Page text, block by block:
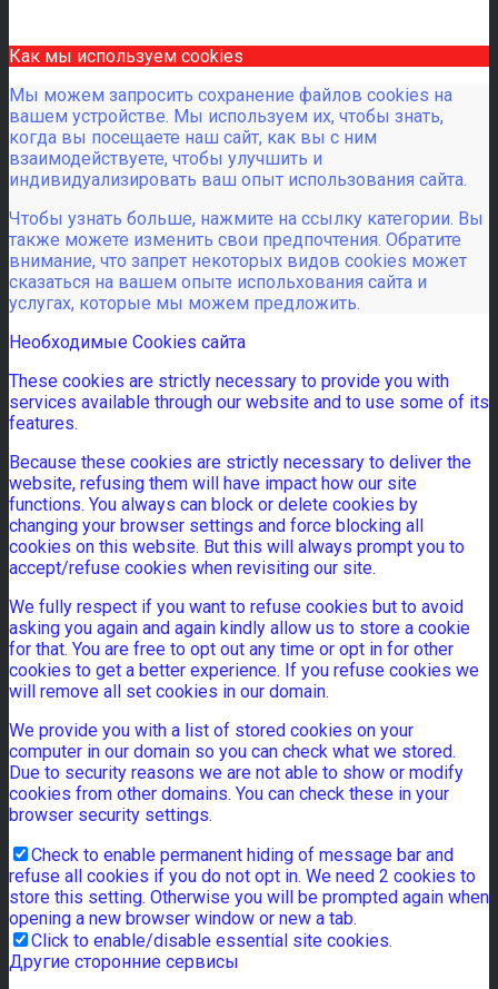
Как мы используем cookies
Мы можем запросить сохранение файлов cookies на
вашем устройстве. Мы используем их, чтобы знать,
когда вы посещаете наш сайт, как вы с ним
взаимодействуете, чтобы улучшить и
индивидуализировать ваш опыт использования сайта.
Чтобы узнать больше, нажмите на ссылку категории. Вы
также можете изменить свои предпочтения. Обратите
внимание, что запрет некоторых видов cookies может
сказаться на вашем опыте испольхования сайта и
услугах, которые мы можем предложить.
Необходимые Cookies сайта
These cookies are strictly necessary to provide you with
services available through our website and to use some of its
features.
Because these cookies are strictly necessary to deliver the
website, refusing them will have impact how our site
functions. You always can block or delete cookies by
changing your browser settings and force blocking all
cookies on this website. But this will always prompt you to
accept/refuse cookies when revisiting our site.
We fully respect if you want to refuse cookies but to avoid
asking you again and again kindly allow us to store a cookie
for that. You are free to opt out any time or opt in for other
cookies to get a better experience. If you refuse cookies we
will remove all set cookies in our domain.
We provide you with a list of stored cookies on your
computer in our domain so you can check what we stored.
Due to security reasons we are not able to show or modify
cookies from other domains. You can check these in your
browser security settings.
Check to enable permanent hiding of message bar and
refuse all cookies if you do not opt in. We need 2 cookies to
store this setting. Otherwise you will be prompted again when
opening a new browser window or new a tab.
Click to enable/disable essential site cookies.
Другие сторонние сервисы